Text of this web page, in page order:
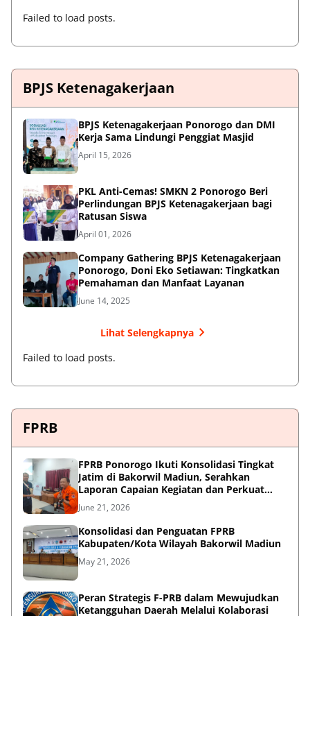
Failed to load posts.
BPJS Ketenagakerjaan
BPJS Ketenagakerjaan Ponorogo dan DMI
Kerja Sama Lindungi Penggiat Masjid
April 15, 2026
PKL Anti-Cemas! SMKN 2 Ponorogo Beri
Perlindungan BPJS Ketenagakerjaan bagi
Ratusan Siswa
April 01, 2026
Company Gathering BPJS Ketenagakerjaan
Ponorogo, Doni Eko Setiawan: Tingkatkan
Pemahaman dan Manfaat Layanan
June 14, 2025
Lihat Selengkapnya
Failed to load posts.
FPRB
FPRB Ponorogo Ikuti Konsolidasi Tingkat
Jatim di Bakorwil Madiun, Serahkan
Laporan Capaian Kegiatan dan Perkuat
Sinergi Pentahelix
June 21, 2026
Konsolidasi dan Penguatan FPRB
Kabupaten/Kota Wilayah Bakorwil Madiun
May 21, 2026
Peran Strategis F-PRB dalam Mewujudkan
Ketangguhan Daerah Melalui Kolaborasi